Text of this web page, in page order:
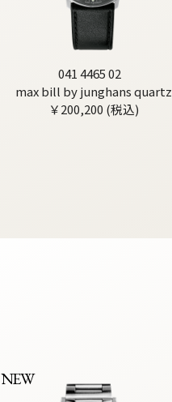
041 4465 02
max bill by junghans quartz
￥200,200 (税込)
NEW